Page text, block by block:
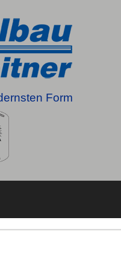
Form